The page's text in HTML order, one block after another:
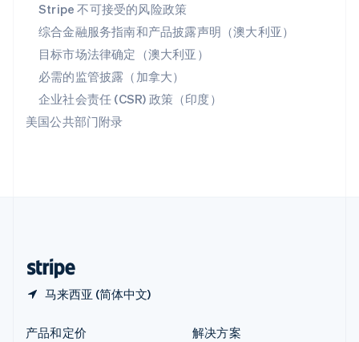
Stripe 不可接受的风险政策
综合金融服务指南和产品披露声明（澳大利亚）
目标市场法律确定（澳大利亚）
必需的监管披露（加拿大）
企业社会责任 (CSR) 政策（印度）
美国公共部门附录
马来西亚 (简体中文)
新西兰
English
匈牙利
English
意大利
ItalianoEnglish
English
产品和定价
解决方案